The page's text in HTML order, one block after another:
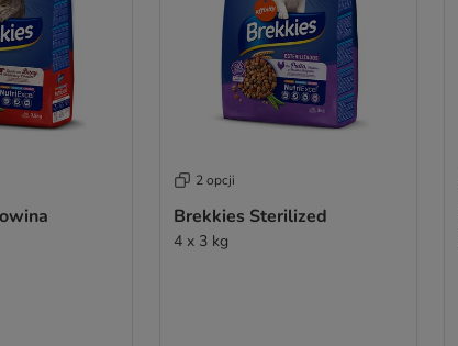
2 opcji
Brekkies Sterilized
4 x 3 kg